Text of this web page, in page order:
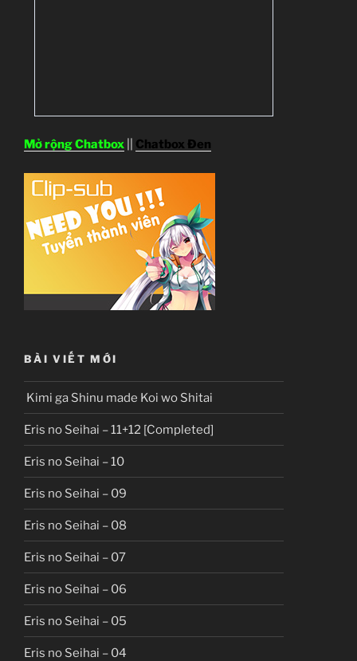
Mở rộng Chatbox Chatbox Đen
BÀI VIẾT MỚI
Kimi ga Shinu made Koi wo Shitai
Eris no Seihai – 11+12 [Completed]
Eris no Seihai – 10
Eris no Seihai – 09
Eris no Seihai – 08
Eris no Seihai – 07
Eris no Seihai – 06
Eris no Seihai – 05
Eris no Seihai – 04